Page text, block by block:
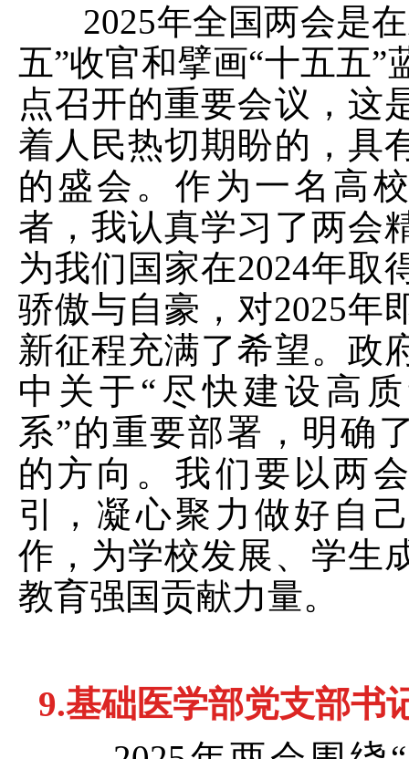
2025年全国两会是
五”收官和擘画“十五五”
点召开的重要会议，这
着人民热切期盼的，具
的盛会。作为一名高
者，我认真学习了两会
为我们国家在2024年取
骄傲与自豪，对2025年
新征程充满了希望。政
中关于“尽快建设高
系”的重要部署，明确
的方向。我们要以两
引，凝心聚力做好自
作，为学校发展、学生
教育强国贡献力量。
9.基础医学部党支部书